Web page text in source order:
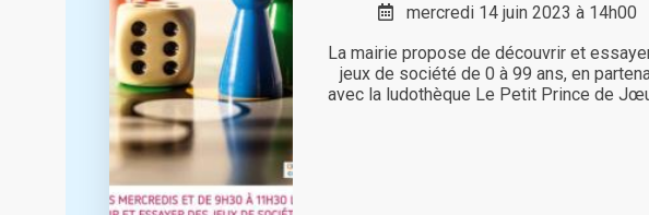
mercredi 14 juin 2023 à 14h00
La mairie propose de découvrir et
jeux de société de 0 à 99 ans, en
avec la ludothèque Le Petit Prince de